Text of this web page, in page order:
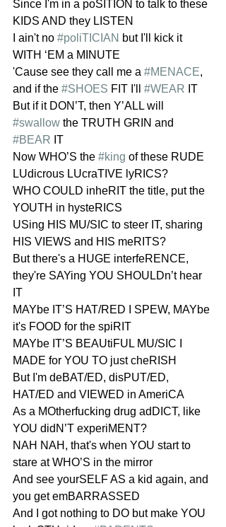
Since I'm in a poSITION to talk to these
KIDS AND they LISTEN
I ain't no #poliTICIAN but I'll kick it
WITH ‘EM a MINUTE
'Cause see they call me a #MENACE,
and if the #SHOES FIT I'll #WEAR IT
But if it DON’T, then Y’ALL will
#swallow the TRUTH GRIN and
#BEAR IT
Now WHO’S the #king of these RUDE
LUdicrous LUcraTIVE lyRICS?
WHO COULD inheRIT the title, put the
YOUTH in hysteRICS
USing HIS MU/SIC to steer IT, sharing
HIS VIEWS and HIS meRITS?
But there's a HUGE interfeRENCE,
they're SAYing YOU SHOULDn’t hear
IT
MAYbe IT’S HAT/RED I SPEW, MAYbe
it's FOOD for the spiRIT
MAYbe IT’S BEAUtiFUL MU/SIC I
MADE for YOU TO just cheRISH
But I'm deBAT/ED, disPUT/ED,
HAT/ED and VIEWED in AmeriCA
As a MOtherfucking drug adDICT, like
YOU didN’T experiMENT?
NAH NAH, that's when YOU start to
stare at WHO’S in the mirror
And see yourSELF AS a kid again, and
you get emBARRASSED
And I got nothing to DO but make YOU